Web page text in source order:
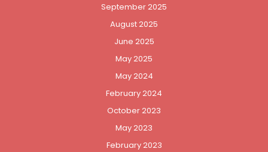
September 2025
August 2025
June 2025
May 2025
May 2024
February 2024
October 2023
May 2023
February 2023